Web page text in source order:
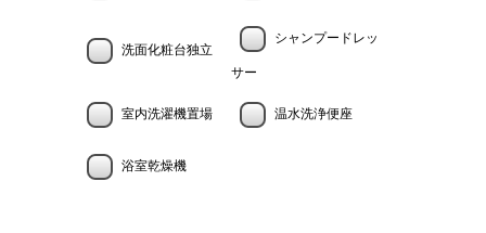
洗面化粧台独立
シャンプードレッ
サー
室内洗濯機置場 温水洗浄便座
浴室乾燥機